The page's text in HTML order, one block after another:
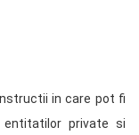
in care pot fi
entitatilor private si